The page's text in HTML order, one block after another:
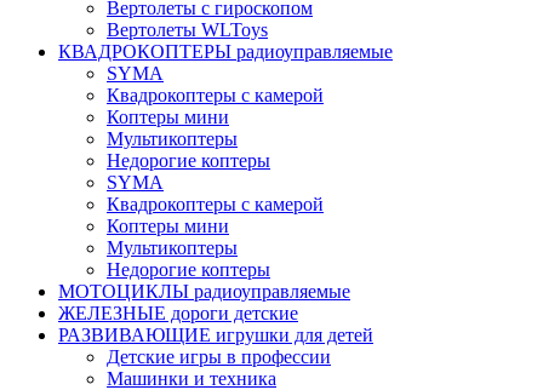
Вертолеты с гироскопом
Вертолеты WLToys
КВАДРОКОПТЕРЫ радиоуправляемые
SYMA
Квадрокоптеры с камерой
Коптеры мини
Мультикоптеры
Недорогие коптеры
SYMA
Квадрокоптеры с камерой
Коптеры мини
Мультикоптеры
Недорогие коптеры
МОТОЦИКЛЫ радиоуправляемые
ЖЕЛЕЗНЫЕ дороги детские
РАЗВИВАЮЩИЕ игрушки для детей
Детские игры в профессии
Машинки и техника